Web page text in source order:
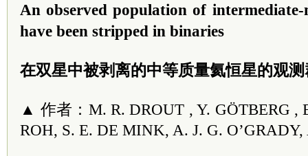
An observed population of
have been stripped in binaries
在双星中被剥离的中等质量氦恒星的观测
▲ 作者：M. R. DROUT , Y. GÖTBERG ,
ROH, S. E. DE MINK, A. J. G.